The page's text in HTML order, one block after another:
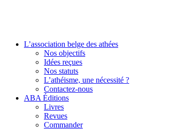
L’association belge des athées
Nos objectifs
Idées reçues
Nos statuts
L’athéisme, une nécessité ?
Contactez-nous
ABA Éditions
Livres
Revues
Commander